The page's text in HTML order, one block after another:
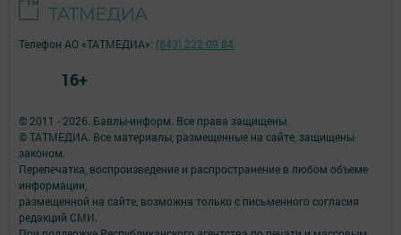
© 2011 - 2026. Бавлы-информ. Все права защищены.
© ТАТМЕДИА. Все материалы, размещенные на сайте, защищены
законом.
Перепечатка, воспроизведение и распространение в любом объеме
информации,
размещенной на сайте, возможна только с письменного согласия
редакций СМИ.
Телефон АО «ТАТМЕДИА»: (843) 222 09 84
16+